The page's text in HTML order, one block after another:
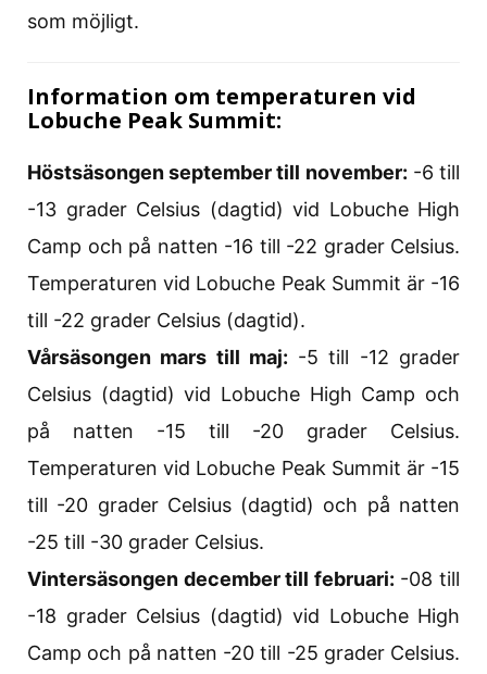
som möjligt.
Information om temperaturen vid
Lobuche Peak Summit:
Höstsäsongen september till november: -6 till
-13 grader Celsius (dagtid) vid Lobuche High
Camp och på natten -16 till -22 grader Celsius.
Temperaturen vid Lobuche Peak Summit är -16
till -22 grader Celsius (dagtid).
Vårsäsongen mars till maj: -5 till -12 grader
Celsius (dagtid) vid Lobuche High Camp och
på natten -15 till -20 grader Celsius.
Temperaturen vid Lobuche Peak Summit är -15
till -20 grader Celsius (dagtid) och på natten
-25 till -30 grader Celsius.
Vintersäsongen december till februari: -08 till
-18 grader Celsius (dagtid) vid Lobuche High
Camp och på natten -20 till -25 grader Celsius.